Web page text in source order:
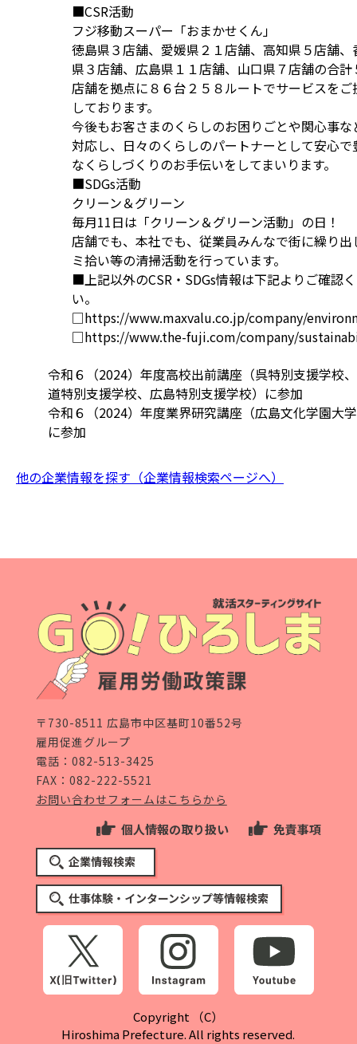
■CSR活動
フジ移動スーパー「おまかせくん」
徳島県３店舗、愛媛県２１店舗、高知県５店舗、
県３店舗、広島県１１店舗、山口県７店舗の合計
店舗を拠点に８６台２５８ルートでサービスをご
しております。
今後もお客さまのくらしのお困りごとや関心事な
対応し、日々のくらしのパートナーとして安心で
なくらしづくりのお手伝いをしてまいります。
■SDGs活動
クリーン＆グリーン
毎月11日は「クリーン＆グリーン活動」の日！
店舗でも、本社でも、従業員みんなで街に繰り出
ミ拾い等の清掃活動を行っています。
■上記以外のCSR・SDGs情報は下記よりご確認
い。
□https://www.maxvalu.co.jp/company/
□https://www.the-fuji.com/company/
令和６（2024）年度高校出前講座（呉特別支援学校
道特別支援学校、広島特別支援学校）に参加
令和６（2024）年度業界研究講座（広島文化学園大
に参加
他の企業情報を探す（企業情報検索ページへ）
〒730-8511 広島市中区基町10番52号
雇用促進グループ
電話： 082-513-3425
FAX：082-222-5521
お問い合わせフォームはこちらから
個人情報の取り扱い 免責事項
企業情報検索
仕事体験・インターンシップ等情報検索
Copyright （C）
Hiroshima Prefecture. All rights reserved.